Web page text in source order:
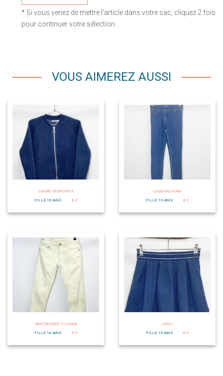
* Si vous venez de mettre l'article dans votre sac, cliquez 2 fois
pour continuer votre sélection.
VOUS AIMEREZ AUSSI
SWEAT MONOPRIX
FILLE 10 ANS
8 €
LEGGING KIABI
FILLE 10 ANS
8 €
PANTACOURT TISSAIA
FILLE 10 ANS
5 €
JUPE /
FILLE 10 ANS
8 €